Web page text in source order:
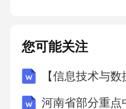
攻击风险拒食导致的
MI及血清白蛋白水
解质紊乱，对持续拒
您可能关注